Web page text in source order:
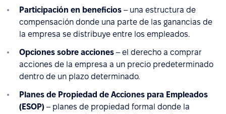
Participación en beneficios – una estructura de
compensación donde una parte de las ganancias de
la empresa se distribuye entre los empleados.
Opciones sobre acciones – el derecho a comprar
acciones de la empresa a un precio predeterminado
dentro de un plazo determinado.
Planes de Propiedad de Acciones para Empleados
(ESOP) – planes de propiedad formal donde la